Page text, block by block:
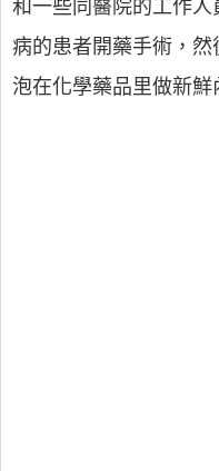
和一些同醫院的工作
病的患者開藥手術，然
泡在化學藥品里做新鮮